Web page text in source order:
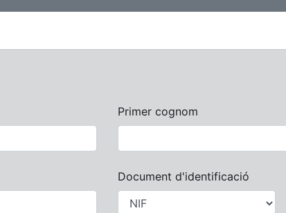
Primer cognom
Document d'identificació